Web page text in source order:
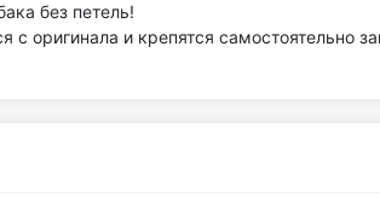
без петель!
с оригинала и крепятся самостоятельно